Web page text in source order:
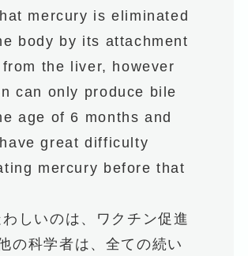
mercury is eliminated
body by its attachment
the liver, however
can only produce bile
age of 6 months and
great difficulty
mercury before that
しいのは、ワクチン促進
の科学者は、全ての続い